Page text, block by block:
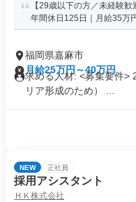
【29歳以下の方／未経験
年間休日125日｜月給35万
福岡県嘉麻市
月給25万円～40万円
求める人材: <募集要件>
リア形成のため） ...
NEW 正社員
採用アシスタント
ＨＫ株式会社